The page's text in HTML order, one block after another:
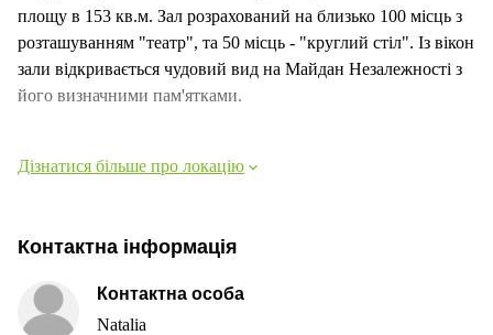
площу в 153 кв.м. Зал розрахований на близько 100 місць з
розташуванням "театр", та 50 місць - "круглий стіл". Із вікон
зали відкривається чудовий вид на Майдан Незалежності з
його визначними пам'ятками.
Дізнатися більше про локацію
Контактна інформація
Контактна особа
Natalia